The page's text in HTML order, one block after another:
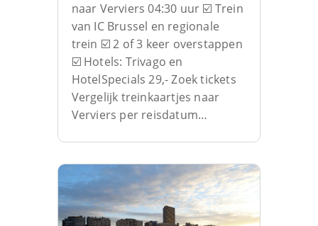
naar Verviers 04:30 uur ☑️ Trein
van IC Brussel en regionale
trein ☑️ 2 of 3 keer overstappen
☑️ Hotels: Trivago en
HotelSpecials 29,- Zoek tickets
Vergelijk treinkaartjes naar
Verviers per reisdatum…